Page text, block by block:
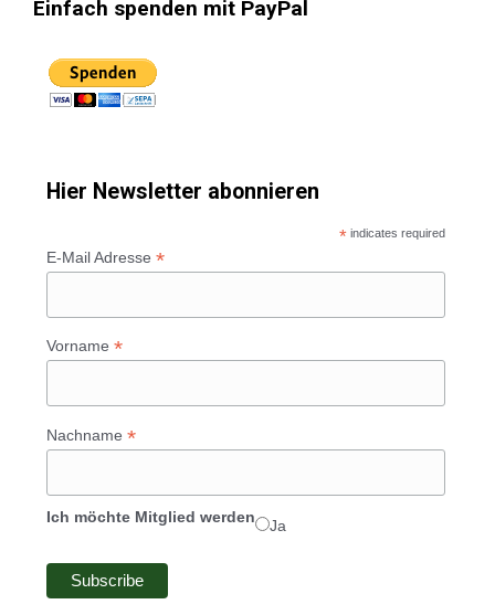
Einfach spenden mit PayPal
Hier Newsletter abonnieren
*indicates required
E-Mail Adresse *
Vorname *
Nachname *
Ich möchte Mitglied werden Ja